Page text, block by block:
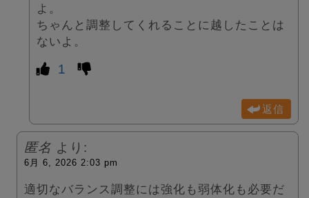
よ。
ちゃんと調整してくれることに越したことは
ないよ。
1
返信
匿名 より:
6月 6, 2026 2:03 pm
適切なバランス調整には強化も弱体化も必要だ